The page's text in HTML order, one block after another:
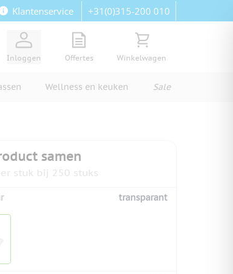
Klantenservice +31(0)315-200 010
Inloggen
View quote, Quote is empty
Offertes
Bekijk winkelwagen,
Winkelwagen
Wellness en keuken Sale
samen
stuk bij 250 stuks
transparant